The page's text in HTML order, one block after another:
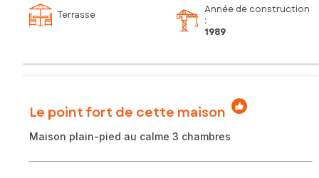
Terrasse
Année de construction
:
1989
Le point fort de cette maison
Maison plain-pied au calme 3 chambres